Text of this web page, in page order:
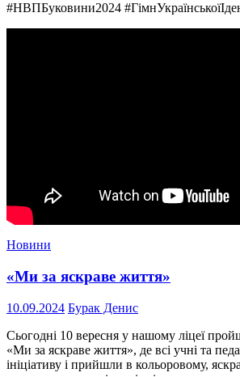
#НВПБуковини2024
Новини
«Ми за яскраве життя»
10.09.2024 Бурак Денис
Сьогодні 10 вересня у нашому ліцеї
«Ми за яскраве життя», де всі учні та
ініціативу і прийшли в кольоровому,